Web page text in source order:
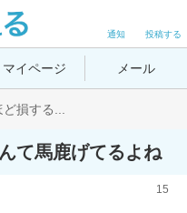
投稿する
通知
マイページ メール
損する...
て馬鹿げてるよね
15